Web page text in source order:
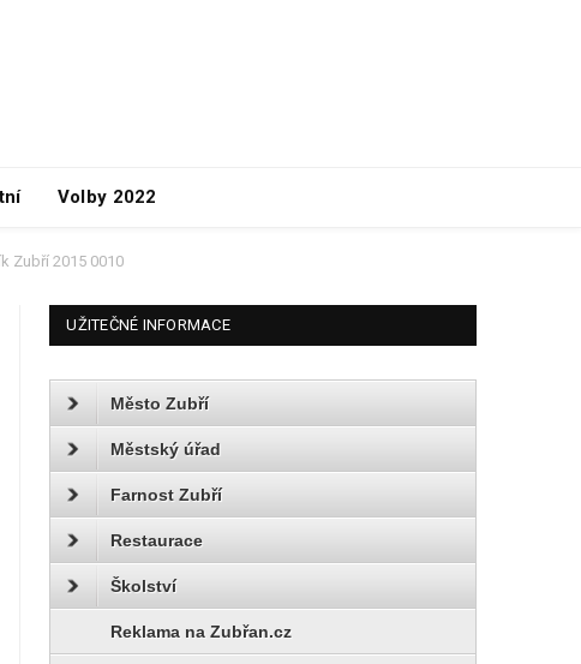
Volby 2022
Zubří 2015 0010
UŽITEČNÉ INFORMACE
Město Zubří
Městský úřad
Farnost Zubří
Restaurace
Školství
Reklama na Zubřan.cz